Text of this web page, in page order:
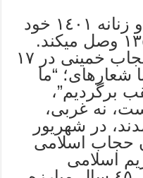
در ایران برآمد انقلابی و زنانه ١٤٠١ خود
را به سنت ٨ مارس ١٣٥٧ وصل میکند.
زنانی که علیه فرمان حجاب خمینی در ١٧
با شعارهای؛ “ما
برگردیم”،
نه غربی،
در شهریور
حجاب اسلامی
اسلامی